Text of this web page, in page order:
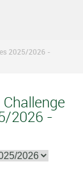
2025/2026 -
2026 -